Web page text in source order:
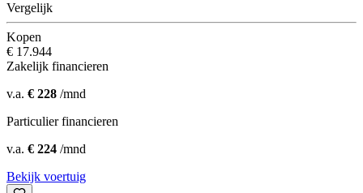
Vergelijk
Kopen
€ 17.944
Zakelijk financieren
v.a. € 228 /mnd
Particulier financieren
v.a. € 224 /mnd
Bekijk voertuig